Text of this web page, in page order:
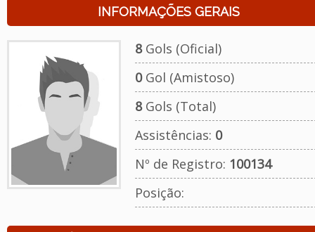
INFORMAÇÕES GERAIS
8Gols (Oficial)
0Gol (Amistoso)
8Gols (Total)
Assistências: 0
Nº de Registro: 100134
Posição: